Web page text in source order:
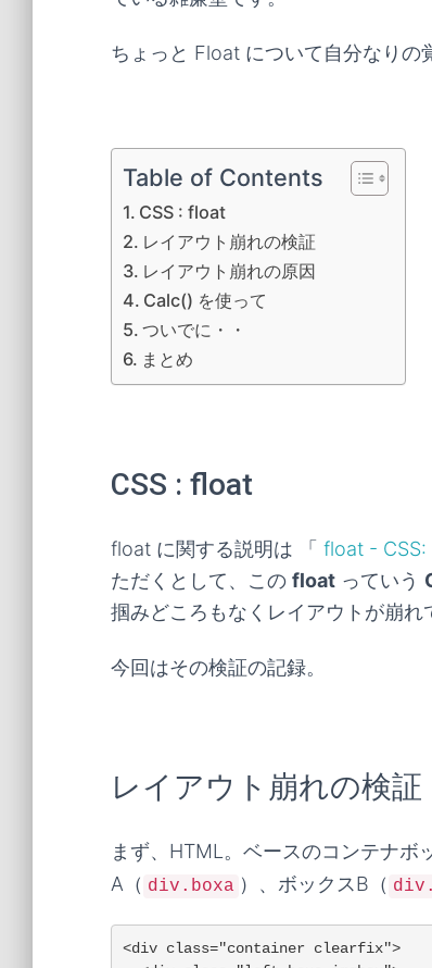
ちょっと Float について自分なりの
Table of Contents
CSS : float
レイアウト崩れの検証
レイアウト崩れの原因
Calc() を使って
ついでに・・
まとめ
CSS : float
float に関する説明は 「 float - CSS:
ただくとして、この float っていう
掴みどころもなくレイアウトが崩れ
今回はその検証の記録。
レイアウト崩れの検証
まず、HTML。ベースのコンテナボ
A（ div.boxa ）、ボックスB（
<div class="container clearfix">